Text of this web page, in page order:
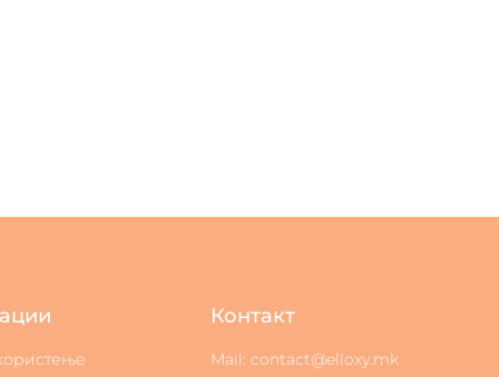
Контакт
Mail: contact@elloxy.mk